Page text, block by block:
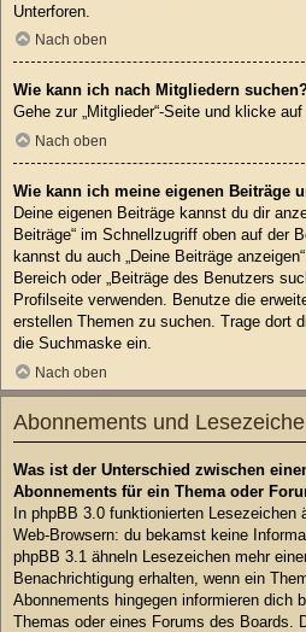
Unterforen.
Nach oben
Wie kann ich nach Mitgliedern
Gehe zur „Mitglieder“-Seite und klicke
Nach oben
Wie kann ich meine eigenen Beiträge
Deine eigenen Beiträge kannst du dir
Beiträge“ im Schnellzugriff oben auf der
kannst du auch „Deine Beiträge
Bereich oder „Beiträge des Benutzers
Profilseite verwenden. Benutze die
erstellen Themen zu suchen. Trage dort
die Suchmaske ein.
Nach oben
Abonnements und
Was ist der Unterschied zwischen
Abonnements für ein Thema oder
In phpBB 3.0 funktionierten Lesezeichen
Web-Browsern: du bekamst keine
phpBB 3.1 ähneln Lesezeichen mehr
Benachrichtigung erhalten, wenn ein
Abonnements hingegen informieren dich
Themas oder eines Forums des Boards.